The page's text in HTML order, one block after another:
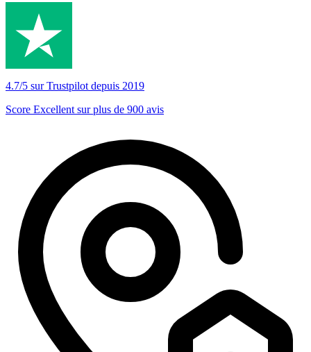
4.7/5 sur Trustpilot depuis 2019
Score Excellent sur plus de 900 avis